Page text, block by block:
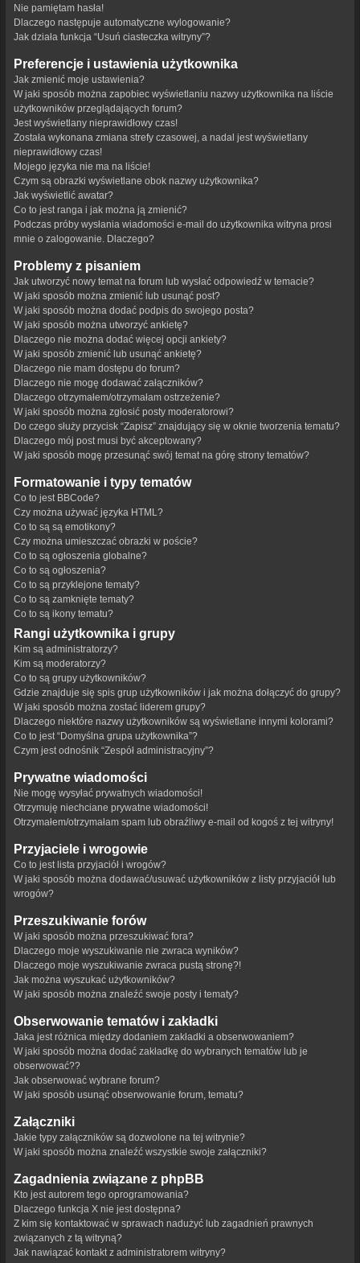
Nie pamiętam hasła!
Dlaczego następuje automatyczne wylogowanie?
Jak działa funkcja “Usuń ciasteczka witryny”?
Preferencje i ustawienia użytkownika
Jak zmienić moje ustawienia?
W jaki sposób można zapobiec wyświetlaniu nazwy użytkownika na liście
użytkowników przeglądających forum?
Jest wyświetlany nieprawidłowy czas!
Została wykonana zmiana strefy czasowej, a nadal jest wyświetlany
nieprawidłowy czas!
Mojego języka nie ma na liście!
Czym są obrazki wyświetlane obok nazwy użytkownika?
Jak wyświetlić awatar?
Co to jest ranga i jak można ją zmienić?
Podczas próby wysłania wiadomości e-mail do użytkownika witryna prosi
mnie o zalogowanie. Dlaczego?
Problemy z pisaniem
Jak utworzyć nowy temat na forum lub wysłać odpowiedź w temacie?
W jaki sposób można zmienić lub usunąć post?
W jaki sposób można dodać podpis do swojego posta?
W jaki sposób można utworzyć ankietę?
Dlaczego nie można dodać więcej opcji ankiety?
W jaki sposób zmienić lub usunąć ankietę?
Dlaczego nie mam dostępu do forum?
Dlaczego nie mogę dodawać załączników?
Dlaczego otrzymałem/otrzymałam ostrzeżenie?
W jaki sposób można zgłosić posty moderatorowi?
Do czego służy przycisk “Zapisz” znajdujący się w oknie tworzenia tematu?
Dlaczego mój post musi być akceptowany?
W jaki sposób mogę przesunąć swój temat na górę strony tematów?
Formatowanie i typy tematów
Co to jest BBCode?
Czy można używać języka HTML?
Co to są są emotikony?
Czy można umieszczać obrazki w poście?
Co to są ogłoszenia globalne?
Co to są ogłoszenia?
Co to są przyklejone tematy?
Co to są zamknięte tematy?
Co to są ikony tematu?
Rangi użytkownika i grupy
Kim są administratorzy?
Kim są moderatorzy?
Co to są grupy użytkowników?
Gdzie znajduje się spis grup użytkowników i jak można dołączyć do grupy?
W jaki sposób można zostać liderem grupy?
Dlaczego niektóre nazwy użytkowników są wyświetlane innymi kolorami?
Co to jest “Domyślna grupa użytkownika”?
Czym jest odnośnik “Zespół administracyjny”?
Prywatne wiadomości
Nie mogę wysyłać prywatnych wiadomości!
Otrzymuję niechciane prywatne wiadomości!
Otrzymałem/otrzymałam spam lub obraźliwy e-mail od kogoś z tej witryny!
Przyjaciele i wrogowie
Co to jest lista przyjaciół i wrogów?
W jaki sposób można dodawać/usuwać użytkowników z listy przyjaciół lub
wrogów?
Przeszukiwanie forów
W jaki sposób można przeszukiwać fora?
Dlaczego moje wyszukiwanie nie zwraca wyników?
Dlaczego moje wyszukiwanie zwraca pustą stronę?!
Jak można wyszukać użytkowników?
W jaki sposób można znaleźć swoje posty i tematy?
Obserwowanie tematów i zakładki
Jaka jest różnica między dodaniem zakładki a obserwowaniem?
W jaki sposób można dodać zakładkę do wybranych tematów lub je
obserwować??
Jak obserwować wybrane forum?
W jaki sposób usunąć obserwowanie forum, tematu?
Załączniki
Jakie typy załączników są dozwolone na tej witrynie?
W jaki sposób można znaleźć wszystkie swoje załączniki?
Zagadnienia związane z phpBB
Kto jest autorem tego oprogramowania?
Dlaczego funkcja X nie jest dostępna?
Z kim się kontaktować w sprawach nadużyć lub zagadnień prawnych
związanych z tą witryną?
Jak nawiązać kontakt z administratorem witryny?